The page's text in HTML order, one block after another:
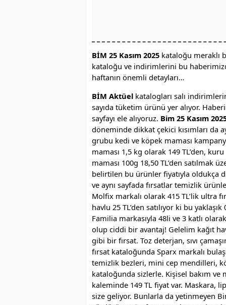
BİM 25 Kasım 2025 kataloğu meraklı
kataloğu ve indirimlerini bu
haftanın önemli detayları…
BİM Aktüel katalogları salı
sayıda tüketim ürünü yer alıyor.
sayfayı ele alıyoruz. Bim 25 Kasım
döneminde dikkat çekici kısımları da
grubu kedi ve köpek maması
maması 1,5 kg olarak 149 TL’den,
maması 100g 18,50 TL’den satılmak
belirtilen bu ürünler fiyatıyla oldukça
ve aynı sayfada fırsatlar temizlik
Molfix markalı olarak 415 TL’lik ultra
havlu 25 TL’den satılıyor ki bu
Familia markasıyla 48li ve 3 katlı
olup ciddi bir avantaj! Gelelim kağıt
gibi bir fırsat. Toz deterjan, sıvı
fırsat kataloğunda Sparx markalı
temizlik bezleri, mini cep mendilleri,
kataloğunda sizlerle. Kişisel bakım
kaleminde 149 TL fiyat var. Maskara,
size geliyor. Bunlarla da yetinmeyen